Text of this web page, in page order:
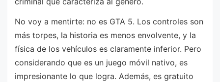
No voy a mentirte: no es GTA 5. Los controles son
más torpes, la historia es menos envolvente, y la
física de los vehículos es claramente inferior. Pero
considerando que es un juego móvil nativo, es
impresionante lo que logra. Además, es gratuito